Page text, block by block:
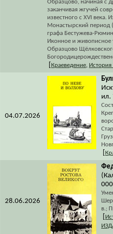
Образцово, начиная с
заканчивая жгучей
известного с XVI
Монастырский период
графа Бестужева-
Иконное и живописное
Образцово
Краеведение История
04.07.2026
ил.
28.06.2026
в.;